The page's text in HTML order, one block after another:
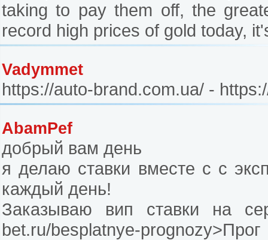
taking to pay them off, the
record high prices of gold today,
Vadymmet
https://auto-brand.com.ua/ -
AbamPef
добрый вам день
я делаю ставки вместе с с
каждый день!
Заказываю вип ставки на
bet.ru/besplatnye-prognozy>Прог